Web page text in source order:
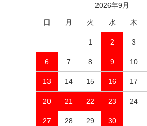
2026年9月
日 月 火 水 木
1 2 3
6 7 8 9 10
13 14 15 16 17
20 21 22 23 24
27 28 29 30